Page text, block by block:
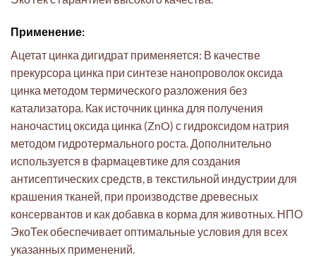
Применение:
Ацетат цинка дигидрат применяется: В качестве
прекурсора цинка при синтезе нанопроволок оксида
цинка методом термического разложения без
катализатора. Как источник цинка для получения
наночастиц оксида цинка (ZnO) с гидроксидом натрия
методом гидротермального роста. Дополнительно
используется в фармацевтике для создания
антисептических средств, в текстильной индустрии для
крашения тканей, при производстве древесных
консервантов и как добавка в корма для животных. НПО
ЭкоТек обеспечивает оптимальные условия для всех
указанных применений.